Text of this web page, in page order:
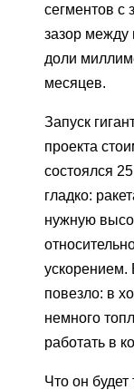
сегментов с
зазор
доли
месяцев.
Запуск
проекта
состоялся
гладко:
нужную
ускорением.
повезло: в
немного
работать в
Что он